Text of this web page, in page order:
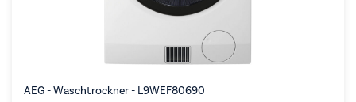
AEG - Waschtrockner - L9WEF80690